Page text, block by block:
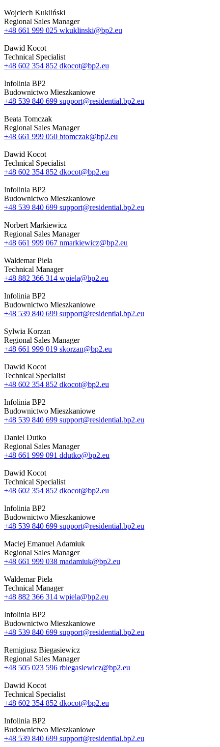
Wojciech Kukliński
Regional Sales Manager
+48 661 999 025 wkuklinski@bp2.eu
Dawid Kocot
Technical Specialist
+48 602 354 852 dkocot@bp2.eu
Infolinia BP2
Budownictwo Mieszkaniowe
+48 539 840 699 support@residential.bp2.eu
Beata Tomczak
Regional Sales Manager
+48 661 999 050 btomczak@bp2.eu
Dawid Kocot
Technical Specialist
+48 602 354 852 dkocot@bp2.eu
Infolinia BP2
Budownictwo Mieszkaniowe
+48 539 840 699 support@residential.bp2.eu
Norbert Markiewicz
Regional Sales Manager
+48 661 999 067 nmarkiewicz@bp2.eu
Waldemar Piela
Technical Manager
+48 882 366 314 wpiela@bp2.eu
Infolinia BP2
Budownictwo Mieszkaniowe
+48 539 840 699 support@residential.bp2.eu
Sylwia Korzan
Regional Sales Manager
+48 661 999 019 skorzan@bp2.eu
Dawid Kocot
Technical Specialist
+48 602 354 852 dkocot@bp2.eu
Infolinia BP2
Budownictwo Mieszkaniowe
+48 539 840 699 support@residential.bp2.eu
Daniel Dutko
Regional Sales Manager
+48 661 999 091 ddutko@bp2.eu
Dawid Kocot
Technical Specialist
+48 602 354 852 dkocot@bp2.eu
Infolinia BP2
Budownictwo Mieszkaniowe
+48 539 840 699 support@residential.bp2.eu
Maciej Emanuel Adamiuk
Regional Sales Manager
+48 661 999 038 madamiuk@bp2.eu
Waldemar Piela
Technical Manager
+48 882 366 314 wpiela@bp2.eu
Infolinia BP2
Budownictwo Mieszkaniowe
+48 539 840 699 support@residential.bp2.eu
Remigiusz Biegasiewicz
Regional Sales Manager
+48 505 023 596 rbiegasiewicz@bp2.eu
Dawid Kocot
Technical Specialist
+48 602 354 852 dkocot@bp2.eu
Infolinia BP2
Budownictwo Mieszkaniowe
+48 539 840 699 support@residential.bp2.eu